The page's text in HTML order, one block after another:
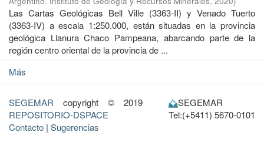
Las Cartas Geológicas Bell Ville (3363-II) y Venado Tuerto
(3363-IV) a escala 1:250.000, están situadas en la provincia
geológica Llanura Chaco Pampeana, abarcando parte de la
región centro oriental de la provincia de ...
Más
SEGEMAR copyright © 2019
REPOSITORIO-DSPACE
Contacto | Sugerencias
SEGEMAR
Tel:(+5411) 5670-0101